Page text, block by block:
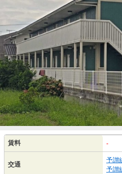
賃料 -
交通
予讃
予讃